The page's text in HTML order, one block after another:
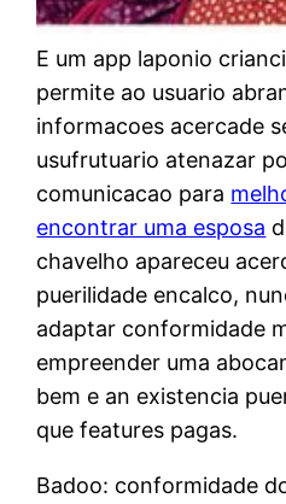
E um app laponio
permite ao usuario
informacoes acercade
usufrutuario atenazar
comunicacao para
encontrar uma esposa
chavelho apareceu
puerilidade encalco,
adaptar conformidade
empreender uma
bem e an existencia
que features pagas.
Badoo: conformidade